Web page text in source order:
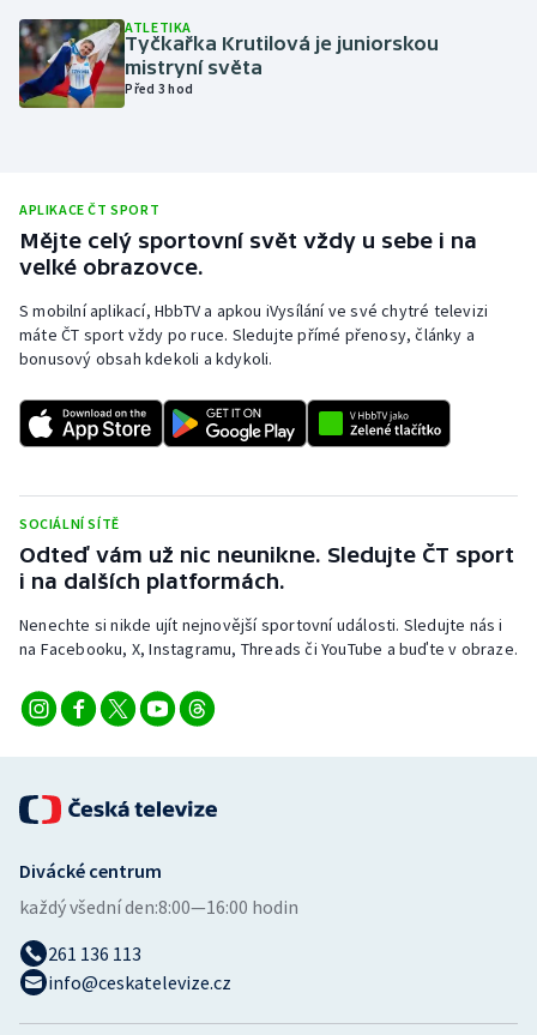
Parasport
Plavání
Ragby
Rychlobruslení
Rychlostní kanoistika
Sportovní střelba
Stolní tenis
Triatlon
Veslování
Volejbal
Ostatní
ATLETIKA
Tyčkařka Krutilová je juniorskou
mistryní světa
Před 3 hod
APLIKACE ČT SPORT
Mějte celý sportovní svět vždy u sebe i na
velké obrazovce.
S mobilní aplikací, HbbTV a apkou iVysílání ve své chytré televizi
máte ČT sport vždy po ruce. Sledujte přímé přenosy, články a
bonusový obsah kdekoli a kdykoli.
SOCIÁLNÍ SÍTĚ
Odteď vám už nic neunikne. Sledujte ČT sport
i na dalších platformách.
Nenechte si nikde ujít nejnovější sportovní události. Sledujte nás i
na Facebooku, X, Instagramu, Threads či YouTube a buďte v obraze.
Divácké centrum
každý všední den:8:00—16:00 hodin
261 136 113
info@ceskatelevize.cz